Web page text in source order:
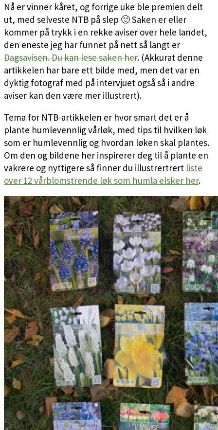
Nå er vinner kåret, og forrige uke ble premien delt
ut, med selveste NTB på slep 🙂 Saken er eller
kommer på trykk i en rekke aviser over hele landet,
den eneste jeg har funnet på nett så langt er
Dagsavisen. Du kan lese saken her. (Akkurat denne
artikkelen har bare ett bilde med, men det var en
dyktig fotograf med på intervjuet også så i andre
aviser kan den være mer illustrert).
Tema for NTB-artikkelen er hvor smart det er å
plante humlevennlig vårløk, med tips til hvilken løk
som er humlevennlig og hvordan løken skal plantes.
Om den og bildene her inspirerer deg til å plante en
vakrere og nyttigere så finner du illustrertrert liste
over 12 vårblomstrende løk som humla elsker her.